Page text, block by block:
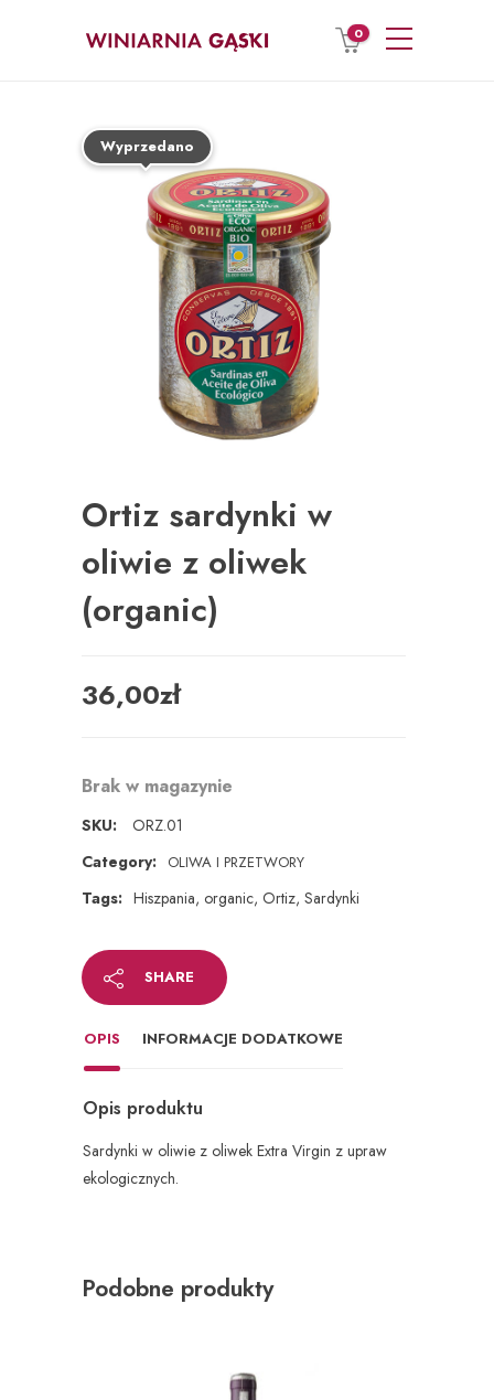
0
Wyprzedano
Ortiz sardynki w
oliwie z oliwek
(organic)
36,00zł
Brak w magazynie
SKU:
ORZ.01
Category: OLIWA I PRZETWORY
Tags: Hiszpania, organic, Ortiz, Sardynki
SHARE
OPIS INFORMACJE DODATKOWE
Opis produktu
Sardynki w oliwie z oliwek Extra Virgin z upraw
ekologicznych.
Podobne produkty